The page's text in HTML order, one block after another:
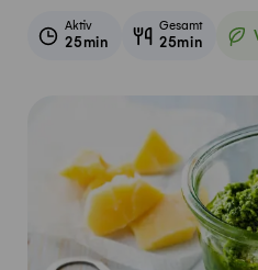
Aktiv
25min
Gesamt
25min